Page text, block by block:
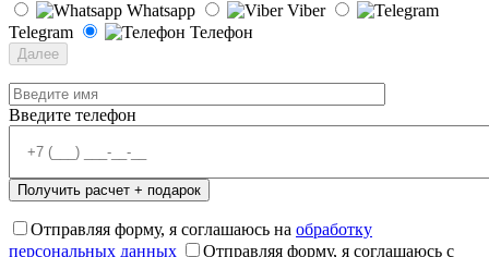
Whatsapp
Viber
Telegram
Телефон
Далее
Введите телефон
Отправляя форму, я соглашаюсь на обработку
персональных данных
Отправляя форму, я соглашаюсь с